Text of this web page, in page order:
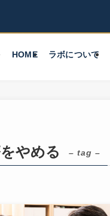
HOME ラボについて
やめる – tag –